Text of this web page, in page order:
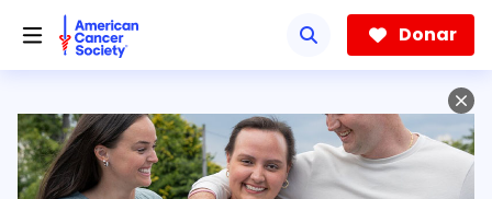
hacia
contenido
Donar